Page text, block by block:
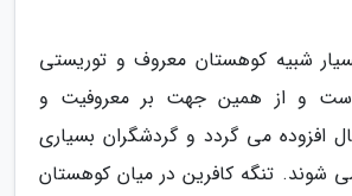
شبیه کوهستان معروف و توریستی
است و از همین جهت بر معروفیت و
افزوده می گردد و گردشگران بسیاری
شوند. تنگه کافرین در میان کوهستان